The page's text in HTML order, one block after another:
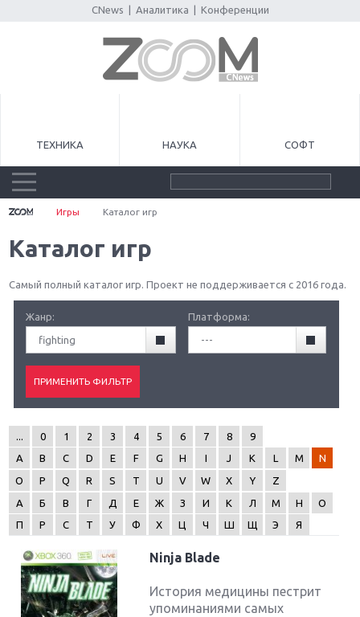
CNews Аналитика Конференции
ТЕХНИКА НАУКА СОФТ
Игры Каталог игр
Каталог игр
Самый полный каталог игр. Проект не поддерживается с 2016 года.
Жанр:
fighting
Платформа:
---
0 1 2 3 4 5 6 7 8
9
A
B C D E F G H I J K L M
N
O
P Q R S T U V W X Y
Z
А
Б В Г Д Е Ж З И К Л М Н
О
П
Р С Т У Ф Х Ц Ч Ш Щ Э Я
Ninja Blade
История медицины пестрит
упоминаниями самых